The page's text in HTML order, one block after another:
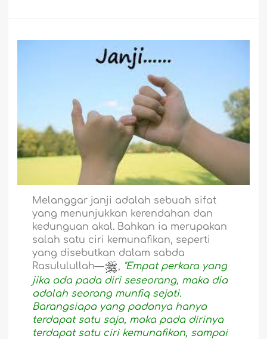
Melanggar janji adalah sebuah sifat
yang menunjukkan kerendahan dan
kedunguan akal. Bahkan ia merupakan
salah satu ciri kemunafikan, seperti
yang disebutkan dalam sabda
Rasululullah—
, "Empat perkara yang
jika ada pada diri seseorang, maka dia
adalah seorang munfiq sejati.
Barangsiapa yang padanya hanya
terdapat satu saja, maka pada dirinya
terdapat satu ciri kemunafikan, sampai